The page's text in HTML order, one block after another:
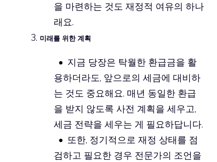
을 마련하는 것도 재정적 여유의 하나
래요.
미래를 위한 계획
지금 당장은 탁월한 환급금을 활
용하더라도, 앞으로의 세금에 대비하
는 것도 중요해요. 매년 동일한 환급
을 받지 않도록 사전 계획을 세우고,
세금 전략을 세우는 게 필요하답니다.
또한, 정기적으로 재정 상태를 점
검하고 필요한 경우 전문가의 조언을